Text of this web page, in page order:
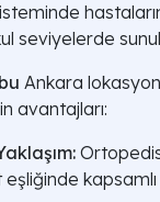
seviyelerde
Ankara
avantajları:
kapsamlı